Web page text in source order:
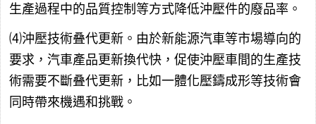
生產過程中的品質控制等方式降低沖壓件的廢品率。
⑷沖壓技術叠代更新。由於新能源汽車等市場導向的
要求，汽車產品更新換代快，促使沖壓車間的生產技
術需要不斷叠代更新，比如一體化壓鑄成形等技術會
同時帶來機遇和挑戰。